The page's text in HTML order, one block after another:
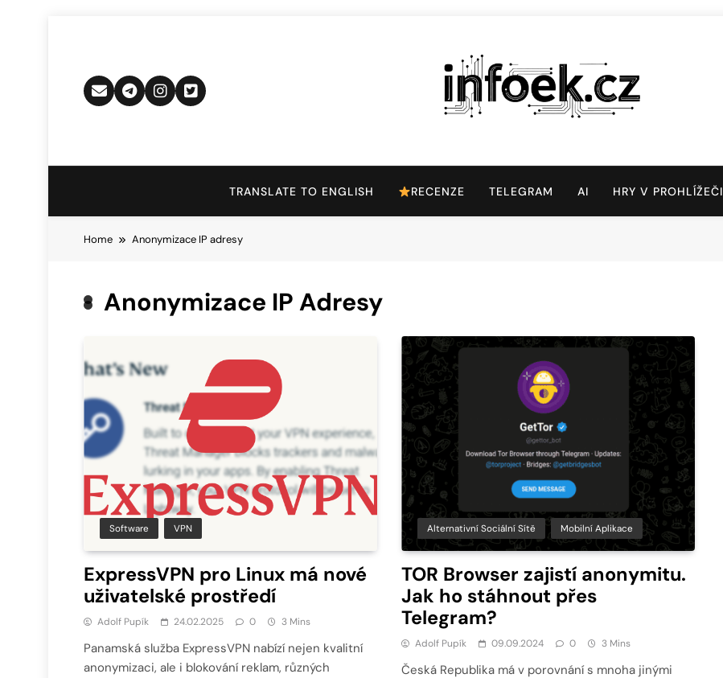
Infoek.cz
TRANSLATE TO ENGLISH RECENZE TELEGRAM AI HRY V PROHLÍŽEČI
Home Anonymizace IP adresy
Anonymizace IP Adresy
Software VPN
ExpressVPN pro Linux má nové
uživatelské prostředí
Adolf Pupík 24.02.2025 0 3 Mins
Panamská služba ExpressVPN nabízí nejen kvalitní
anonymizaci, ale i blokování reklam, různých
Alternativní Sociální Sítě Mobilní Aplikace
TOR Browser zajistí anonymitu.
Jak ho stáhnout přes
Telegram?
Adolf Pupík 09.09.2024 0 3 Mins
Česká Republika má v porovnání s mnoha jinými